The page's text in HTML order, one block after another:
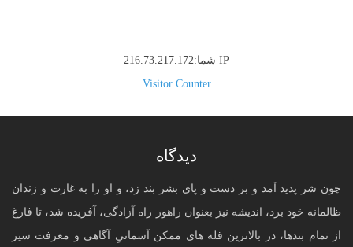
IP شما:216.73.217.172
Visitor Counter
دیدگاه
چون شر پدید آمد و بر دست و پای بشر بند زد، و او را به غارت و زندان
ظالمانه خود برد، اندیشه نیز بعنوان راهور راه آزادگی، آفریده شد، تا فارغ
از تمام بندها، در بالاترین قله های ممکن آسمانیِ آگاهی و معرفت سیر